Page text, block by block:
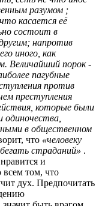
разумом ;
касается её
состоит в
напротив
иного, как
Величайший порок -
пагубные
против
преступления
которые были
одиночества,
в общественном
что «человеку
страданий» .
и
всем том, что
дух. Предпочитать